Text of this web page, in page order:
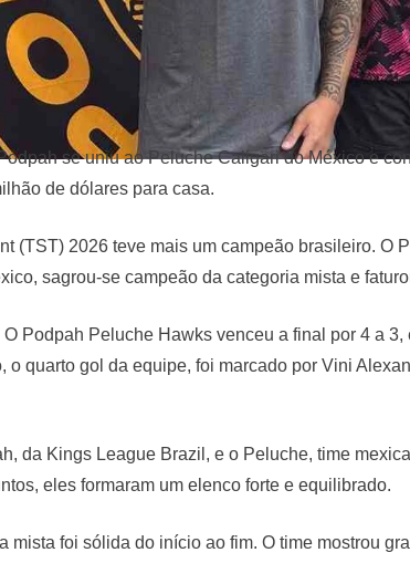
se uniu ao Peluche Caligari do México e
de dólares para casa.
(TST) 2026 teve mais um campeão brasileiro.
sagrou-se campeão da categoria mista e
Podpah Peluche Hawks venceu a final por 4 a
o quarto gol da equipe, foi marcado por Vini
da Kings League Brazil, e o Peluche, time
eles formaram um elenco forte e equilibrado.
mista foi sólida do início ao fim. O time mostrou